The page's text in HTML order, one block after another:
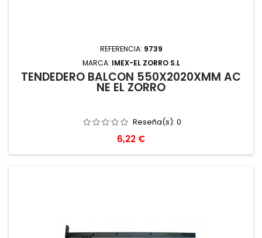
REFERENCIA: 9739
MARCA: IMEX-EL ZORRO S.L
TENDEDERO BALCON 550X2020XMM AC
NE EL ZORRO
Reseña(s): 0
Precio
6,22 €